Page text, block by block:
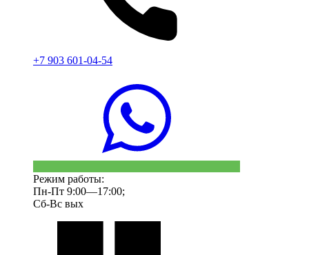
+7 903 601-04-54
Режим работы:
Пн-Пт 9:00—17:00;
Сб-Вс вых